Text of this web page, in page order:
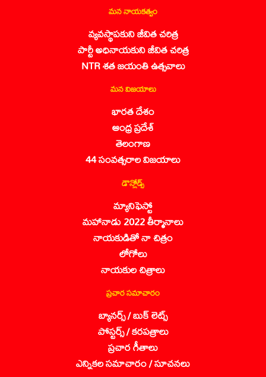
మన నాయకత్వం
వ్యవస్థాపకుని జీవిత చరిత్ర
పార్టీ అధినాయకుని జీవిత చరిత్ర
NTR శత జయంతి ఉత్సవాలు
మన విజయాలు
భారత దేశం
ఆంధ్ర ప్రదేశ్
తెలంగాణ
44 సంవత్సరాల విజయాలు
డౌన్లోడ్స్
మ్యానిఫెస్టో
మహానాడు 2022 తీర్మానాలు
నాయకుడితో నా చిత్రం
లోగోలు
నాయకుల చిత్రాలు
ప్రచార సమాచారం
బ్యానర్స్ / బుక్ లెట్స్
పోస్టర్స్ / కరపత్రాలు
ప్రచార గీతాలు
ఎన్నికల సమాచారం / సూచనలు